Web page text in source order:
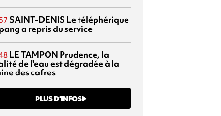
SAINT-DENIS Le téléphérique
a repris du service
LE TAMPON Prudence, la
de l'eau est dégradée à la
des cafres
PLUS D’INFOS